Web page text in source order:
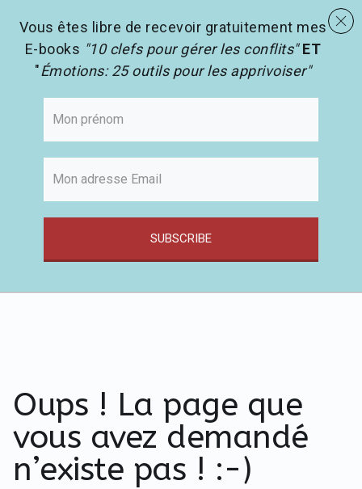
menu Les activités en pédagogie search
Oups ! La page que
vous avez demandé
n’existe pas ! :-)
Vous êtes libre de recevoir gratuitement mes
E-books "10 clefs pour gérer les conflits" ET
"Émotions: 25 outils pour les apprivoiser"
SUBSCRIBE